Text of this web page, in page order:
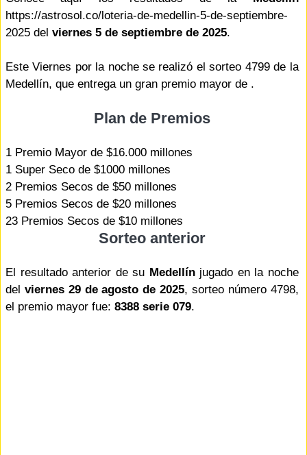
https://astrosol.co/loteria-de-medellin-5-de-septiembre-
2025 del viernes 5 de septiembre de 2025.
Este Viernes por la noche se realizó el sorteo 4799 de la
Medellín, que entrega un gran premio mayor de .
Plan de Premios
1 Premio Mayor de $16.000 millones
1 Super Seco de $1000 millones
2 Premios Secos de $50 millones
5 Premios Secos de $20 millones
23 Premios Secos de $10 millones
Sorteo anterior
El resultado anterior de su Medellínjugado en la noche
del viernes 29 de agosto de 2025, sorteo número 4798,
el premio mayor fue: 8388 serie 079.